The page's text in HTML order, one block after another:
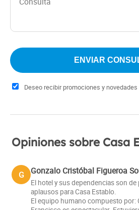
Deseo recibir promociones y
Opiniones sobre Casa
G Gonzalo Cristóbal Figueroa
El hotel y sus dependencias son
aplausos para Casa Establo.
El equipo humano compuesto por: